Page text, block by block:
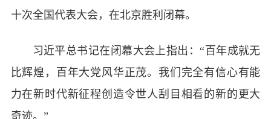
十次全国代表大会，在北京胜利闭幕。
习近平总书记在闭幕大会上指出：“百年成就无
比辉煌，百年大党风华正茂。我们完全有信心有能
力在新时代新征程创造令世人刮目相看的新的更大
奇迹。”